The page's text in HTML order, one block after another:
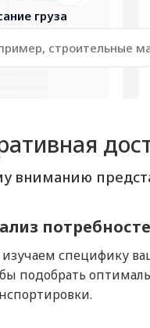
груза
вниманию
специфику
подобрать